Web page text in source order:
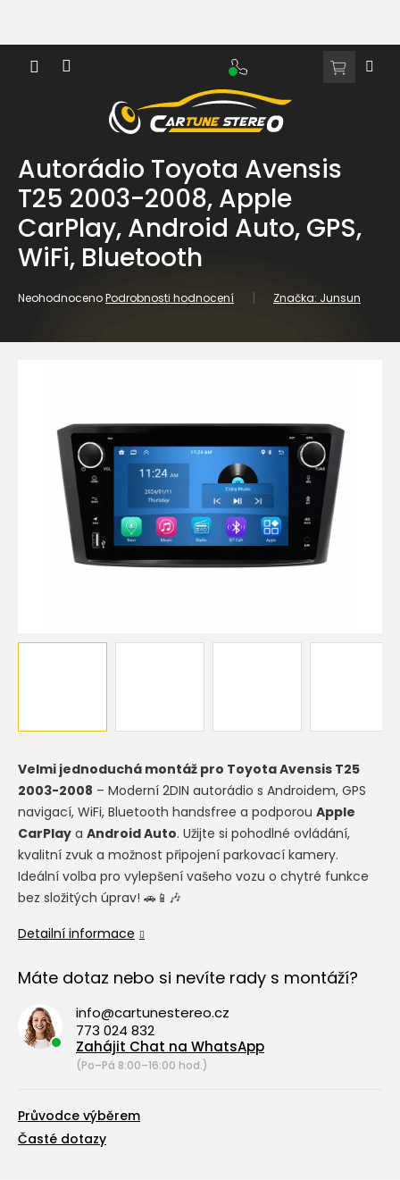
obsah
NÁKUPNÍ
Autorádio Toyota Avensis
T25 2003-2008, Apple
CarPlay, Android Auto, GPS,
WiFi, Bluetooth
Průměrné
je
NeohodnocenoPodrobnosti hodnocení Značka: Junsun
Velmi jednoduchá montáž pro Toyota Avensis T25
2003-2008 – Moderní 2DIN autorádio s Androidem, GPS
navigací, WiFi, Bluetooth handsfree a podporou Apple
CarPlay a Android Auto. Užijte si pohodlné ovládání,
kvalitní zvuk a možnost připojení parkovací kamery.
Ideální volba pro vylepšení vašeho vozu o chytré funkce
bez složitých úprav! 🚗📱🎶
Detailní informace
Máte dotaz nebo si nevíte rady s montáží?
info@cartunestereo.cz
773 024 832
Zahájit Chat na WhatsApp
(Po–Pá 8:00–16:00 hod.)
Průvodce výběrem
Časté dotazy